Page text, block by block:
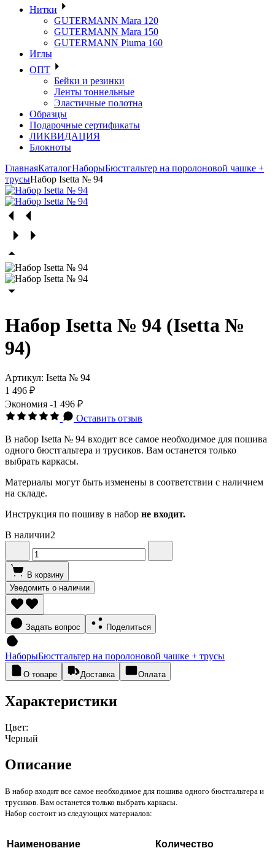
Нитки
GUTERMANN Mara 120
GUTERMANN Mara 150
GUTERMANN Piuma 160
Иглы
ОПТ
Бейки и резинки
Ленты тоннельные
Эластичные полотна
Образцы
Подарочные сертификаты
ЛИКВИДАЦИЯ
Блокноты
ГлавнаяКаталогНаборыБюстгальтер на поролоновой чашке +
трусыНабор Isetta № 94
Набор Isetta № 94 (Isetta №
94)
Артикул: Isetta № 94
1 496 ₽
Экономия -1 496 ₽
Оставить отзыв
В набор Isetta № 94 входит все самое необходимое для пошива
одного бюстгальтера и трусиков. Вам останется только
выбрать каркасы.
Материалы могут быть изменены в соответствии с наличием
на складе.
Инструкция по пошиву в набор не входит.
В наличии2
В корзину
Уведомить о наличии
Задать вопрос Поделиться
НаборыБюстгальтер на поролоновой чашке + трусы
О товаре Доставка Оплата
Характеристики
Цвет:
Черный
Описание
В набор входит все самое необходимое для пошива одного бюстгальтера и
трусиков. Вам останется только выбрать каркасы.
Набор состоит из следующих материалов:
Наименование Количество